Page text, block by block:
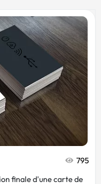
795
finale d'une carte de